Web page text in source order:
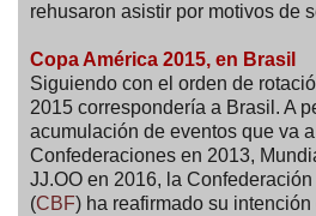
rehusaron asistir por motivos de
Copa América 2015, en Brasil
Siguiendo con el orden de
2015 correspondería a Brasil. A
acumulación de eventos que va
Confederaciones en 2013,
JJ.OO en 2016, la
(CBF) ha reafirmado su